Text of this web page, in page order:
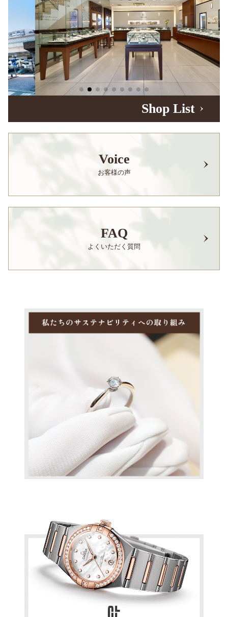
Shop List
Voice
お客様の声
FAQ
よくいただく質問